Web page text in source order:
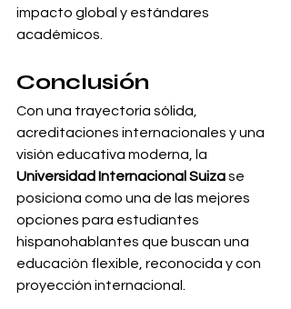
impacto global y estándares
académicos.
Conclusión
Con una trayectoria sólida,
acreditaciones internacionales y una
visión educativa moderna, la
Universidad Internacional Suiza se
posiciona como una de las mejores
opciones para estudiantes
hispanohablantes que buscan una
educación flexible, reconocida y con
proyección internacional.